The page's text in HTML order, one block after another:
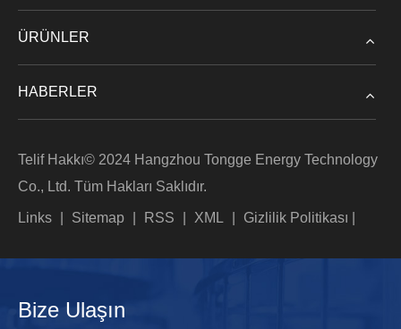
ÜRÜNLER
HABERLER
Telif Hakkı© 2024 Hangzhou Tongge Energy Technology
Co., Ltd. Tüm Hakları Saklıdır.
Links Sitemap RSS XML Gizlilik Politikası
Bize Ulaşın